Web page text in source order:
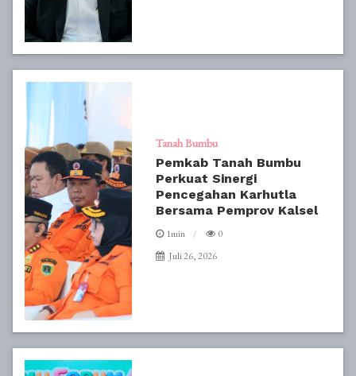
Tanah Bumbu
Pemkab Tanah Bumbu
Perkuat Sinergi
Pencegahan Karhutla
Bersama Pemprov Kalsel
1min
0
Juli 26, 2026